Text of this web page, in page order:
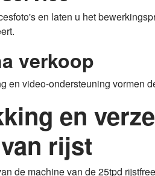
en laten u het
verkoop
en video-ondersteuning vormen
en
rijst
de machine van de 25tpd